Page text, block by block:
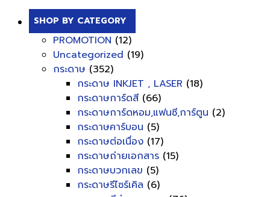
SHOP BY CATEGORY
PROMOTION (12)
Uncategorized (19)
กระดาษ (352)
กระดาษ INKJET , LASER (18)
กระดาษการ์ดสี (66)
กระดาษการ์ดหอม,แฟนซี,การ์ตูน (2)
กระดาษคาร์บอน (5)
กระดาษต่อเนื่อง (17)
กระดาษถ่ายเอกสาร (15)
กระดาษบวกเลข (5)
กระดาษรีไซร์เคิล (6)